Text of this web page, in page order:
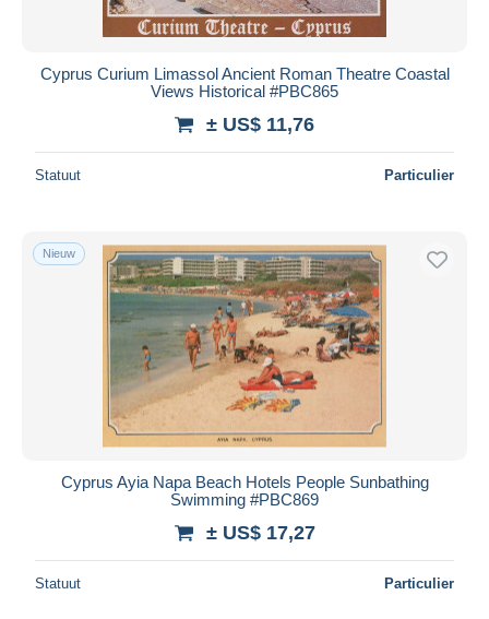
Cyprus Curium Limassol Ancient Roman Theatre Coastal
Views Historical #PBC865
± US$ 11,76
Statuut Particulier
Nieuw
Cyprus Ayia Napa Beach Hotels People Sunbathing
Swimming #PBC869
± US$ 17,27
Statuut Particulier